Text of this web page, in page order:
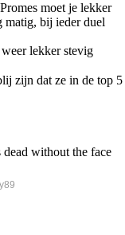
moet je lekker
matig, bij ieder duel
lekker stevig
zijn dat ze in de top 5
without the face